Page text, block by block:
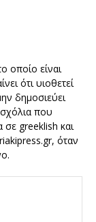
οποίο είναι
ότι υιοθετεί
δημοσιεύει
που
σε greeklish και
όταν